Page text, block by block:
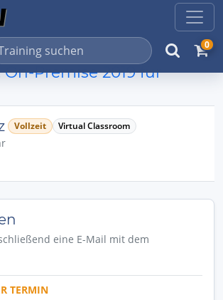
0
Premise 2019 für
Vollzeit Virtual Classroom
eine E-Mail mit dem
TERMIN